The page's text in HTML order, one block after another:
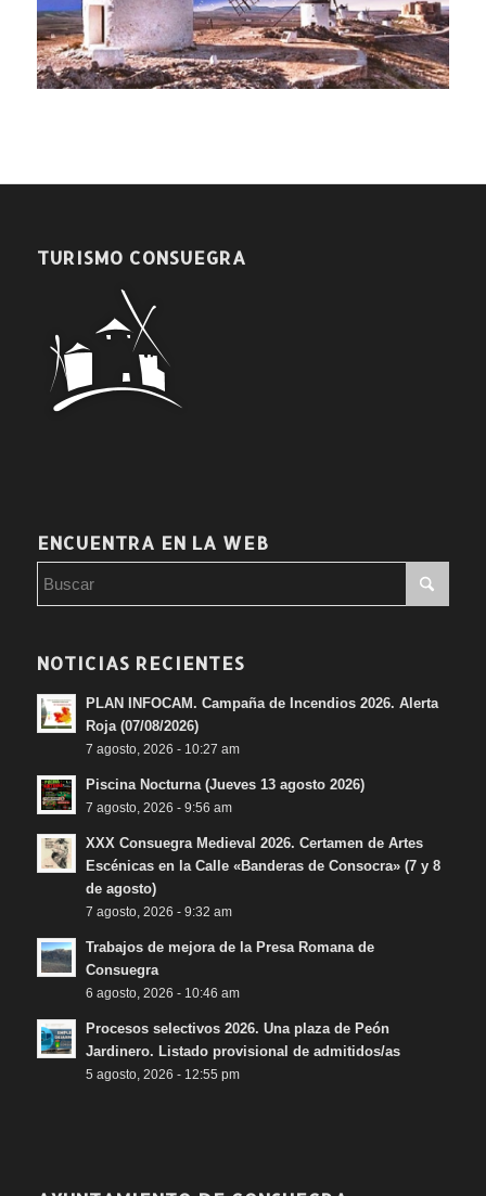
TURISMO CONSUEGRA
ENCUENTRA EN LA WEB
NOTICIAS RECIENTES
PLAN INFOCAM. Campaña de Incendios 2026. Alerta
Roja (07/08/2026)
7 agosto, 2026 - 10:27 am
Piscina Nocturna (Jueves 13 agosto 2026)
7 agosto, 2026 - 9:56 am
XXX Consuegra Medieval 2026. Certamen de Artes
Escénicas en la Calle «Banderas de Consocra» (7 y 8
de agosto)
7 agosto, 2026 - 9:32 am
Trabajos de mejora de la Presa Romana de
Consuegra
6 agosto, 2026 - 10:46 am
Procesos selectivos 2026. Una plaza de Peón
Jardinero. Listado provisional de admitidos/as
5 agosto, 2026 - 12:55 pm